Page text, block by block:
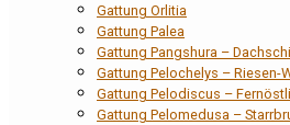
Gattung Orlitia
Gattung Palea
Gattung Pangshura –
Gattung Pelochelys – Riesen-
Gattung Pelodiscus –
Gattung Pelomedusa –